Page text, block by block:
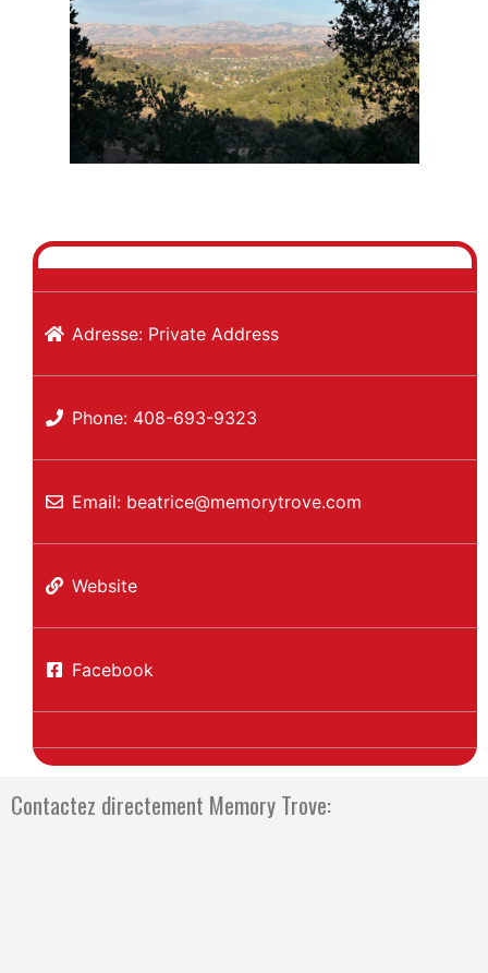
Previous
Adresse: Private Address
Phone: 408-693-9323
Email: beatrice@memorytrove.com
Website
Facebook
Contactez directement Memory Trove: